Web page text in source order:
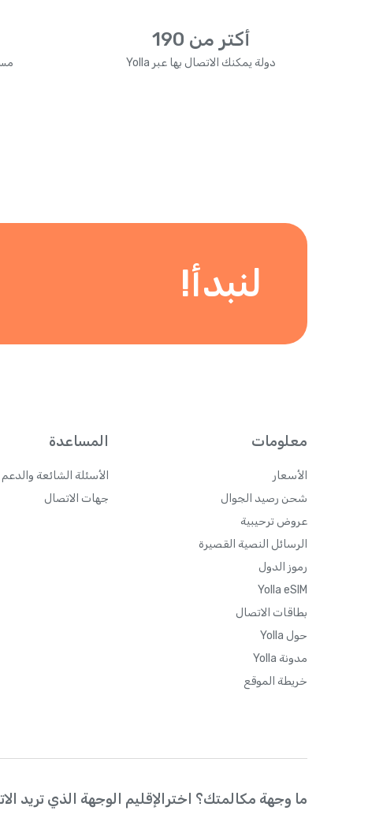
أكتر من 190
دولة يمكنك الاتصال بها عبر Yolla
لنبدأ!
معلومات
الأسعار
شحن رصيد الجوال
عروض ترحيبية
الرسائل النصية القصيرة
رموز الدول
Yolla eSIM
بطاقات الاتصال
حول Yolla
مدونة Yolla
خريطة الموقع
المساعدة
الأسئلة الشائعة والدعم
جهات الاتصال
ما وجهة مكالمتك؟ اخترالإقليم الوجهة الذي تريد